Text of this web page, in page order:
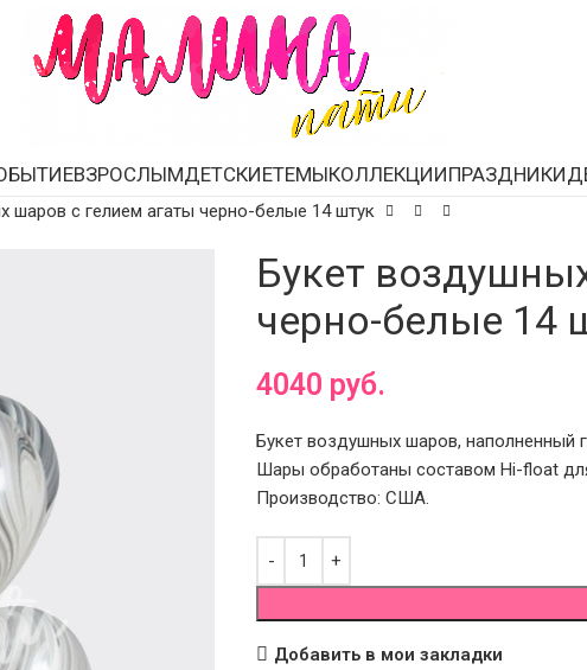
ВЗРОСЛЫМДЕТСКИЕТЕМЫКОЛЛЕКЦИИПРАЗДНИКИ
шаров с гелием агаты черно-белые 14 штук
Букет
черно-белые 14
4040 руб.
Букет воздушных шаров, наполненный
Шары обработаны составом Hi-float
Производство: США.
Добавить в мои закладки